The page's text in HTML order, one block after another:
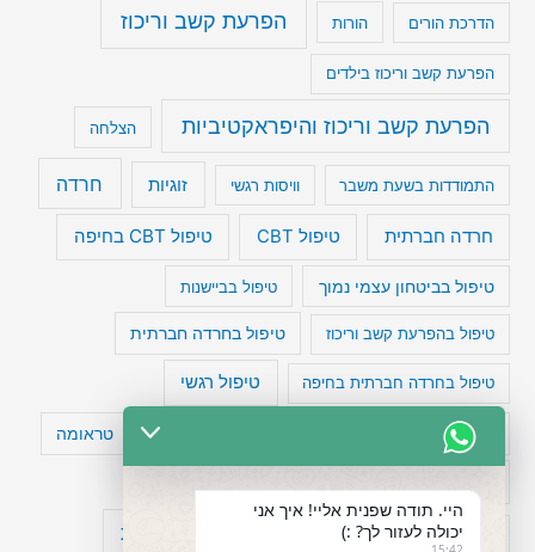
הדרכת הורים הורות הפרעת קשב וריכוז
הפרעת קשב וריכוז בילדים
הפרעת קשב וריכוז והיפראקטיביות הצלחה
התמודדות בשעת משבר וויסות רגשי זוגיות חרדה
חרדה חברתית טיפול CBT טיפול CBT בחיפה
טיפול בביטחון עצמי נמוך טיפול בביישנות
טיפול בהפרעת קשב וריכוז טיפול בחרדה חברתית
טיפול בחרדה חברתית בחיפה טיפול רגשי
טיפול תרופתי להפרעת קשב טעויות חשיבה טראומה
מפורסמים עם הפרעת קשב עיצות
היי. תודה שפנית אליי! איך אני
יכולה לעזור לך? :)